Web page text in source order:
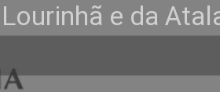
e da